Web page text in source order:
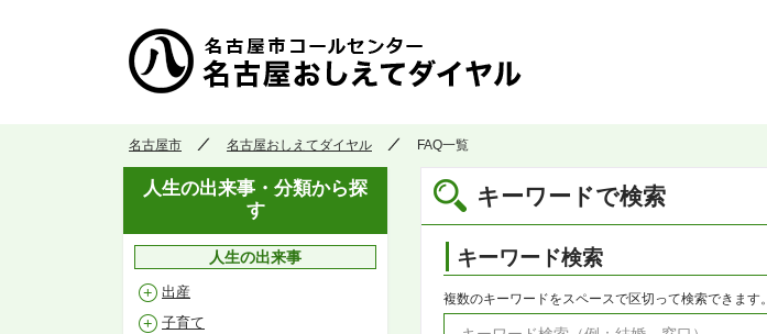
名古屋市 名古屋おしえてダイヤル FAQ一覧
キーワードで検索
キーワード検索
複数のキーワードをスペースで区切って検索できます。
人生の出来事・分類から探
す
人生の出来事
出産
子育て